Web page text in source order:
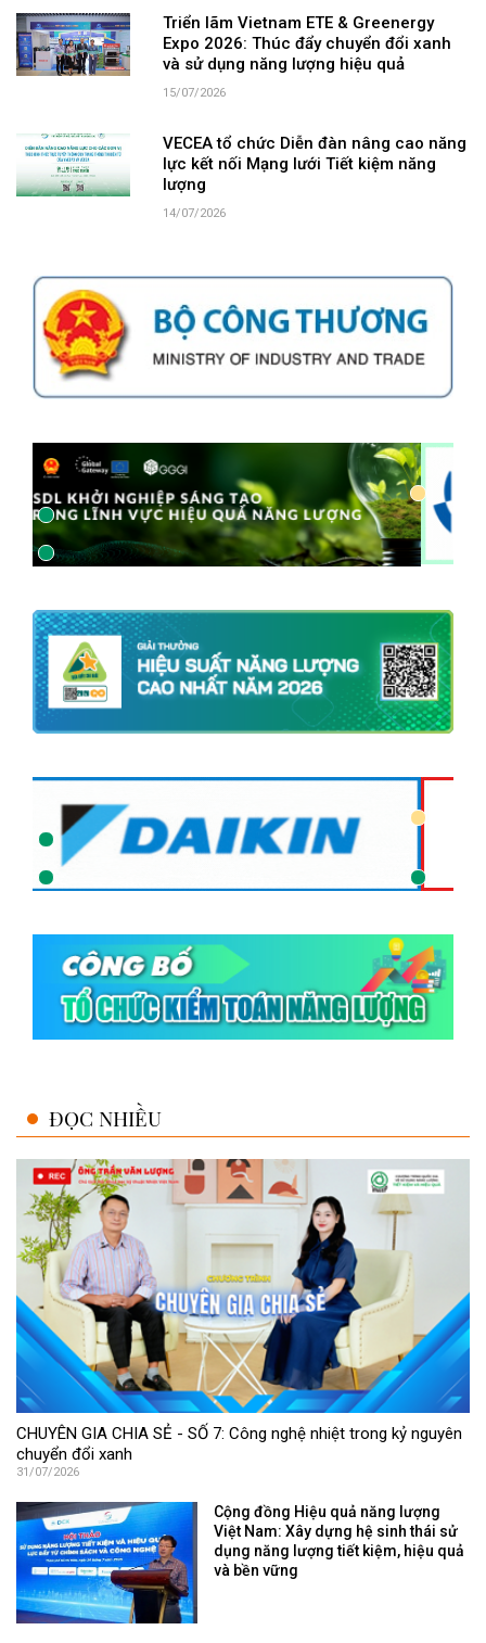
Triển lãm Vietnam ETE & Greenergy
Expo 2026: Thúc đẩy chuyển đổi xanh
và sử dụng năng lượng hiệu quả
15/07/2026
VECEA tổ chức Diễn đàn nâng cao năng
lực kết nối Mạng lưới Tiết kiệm năng
lượng
14/07/2026
ĐỌC NHIỀU
CHUYÊN GIA CHIA SẺ - SỐ 7: Công nghệ nhiệt trong kỷ nguyên
chuyển đổi xanh
31/07/2026
Cộng đồng Hiệu quả năng lượng
Việt Nam: Xây dựng hệ sinh thái sử
dụng năng lượng tiết kiệm, hiệu quả
và bền vững